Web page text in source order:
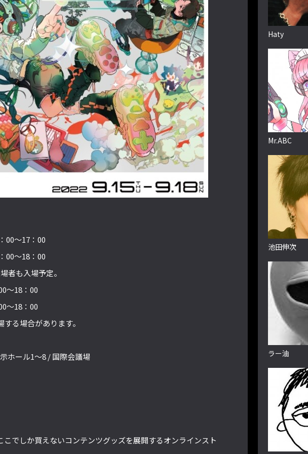
00～17：00
00～18：00
者も入場予定。
～18：00
～18：00
る場合があります。
ホール1～8 / 国際会議場
でしか買えないコンテンツグッズを展開するオンラインスト
Haty
Mr.ABC
池田伸次
ラー油